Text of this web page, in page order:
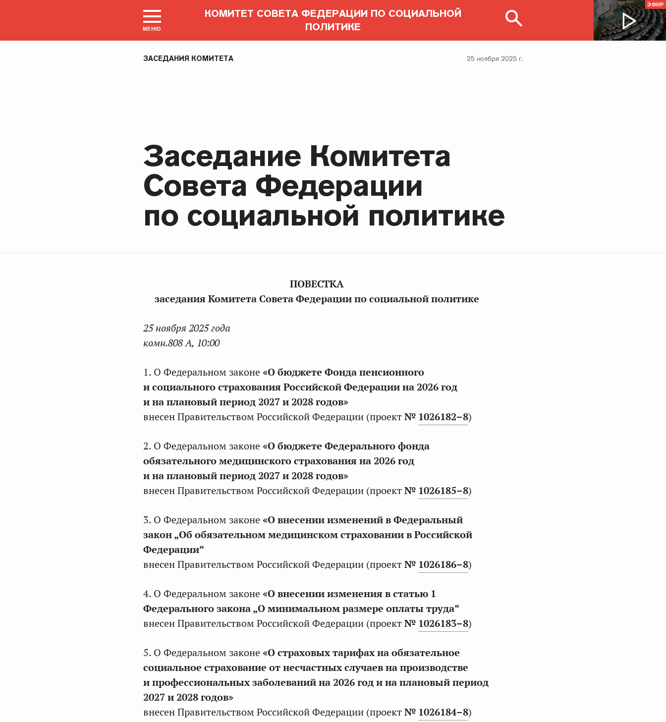
МЕНЮ
КОМИТЕТ СОВЕТА ФЕДЕРАЦИИ ПО СОЦИАЛЬНОЙ
ПОЛИТИКЕ
ЭФИР
ЗАСЕДАНИЯ КОМИТЕТА
Заседание Комитета
Совета Федерации
по социальной политике
25 ноября 2025 г.
ПОВЕСТКА
заседания Комитета Совета Федерации по социальной политике
25 ноября 2025 года
комн.808 А, 10:00
1. О Федеральном законе «О бюджете Фонда пенсионного
и социального страхования Российской Федерации на 2026 год
и на плановый период 2027 и 2028 годов»
внесен Правительством Российской Федерации (проект№ 1026182–8)
2. О Федеральном законе «О бюджете Федерального фонда
обязательного медицинского страхования на 2026 год
и на плановый период 2027 и 2028 годов»
внесен Правительством Российской Федерации (проект№ 1026185–8)
3. О Федеральном законе «О внесении изменений в Федеральный
закон „Об обязательном медицинском страховании в Российской
Федерации“
внесен Правительством Российской Федерации (проект№ 1026186–8)
4. О Федеральном законе «О внесении изменения в статью 1
Федерального закона „О минимальном размере оплаты труда“
внесен Правительством Российской Федерации (проект№ 1026183–8)
5. О Федеральном законе «О страховых тарифах на обязательное
социальное страхование от несчастных случаев на производстве
и профессиональных заболеваний на 2026 год и на плановый период
2027 и 2028 годов»
внесен Правительством Российской Федерации (проект№ 1026184–8)